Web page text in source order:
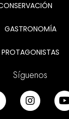
GASTRONOMÍA
PROTAGONISTAS
Síguenos